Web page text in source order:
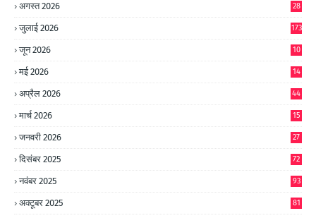
अगस्त 2026 28
जुलाई 2026 173
जून 2026
10
मई 2026
14
अप्रैल 2026 44
मार्च 2026 15
जनवरी 2026 27
दिसंबर 2025 72
नवंबर 2025 93
अक्टूबर 2025 81